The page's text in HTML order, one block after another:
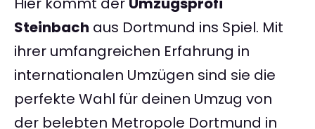
Steinbach aus Dortmund ins Spiel. Mit
ihrer umfangreichen Erfahrung in
internationalen Umzügen sind sie die
perfekte Wahl für deinen Umzug von
der belebten Metropole Dortmund in